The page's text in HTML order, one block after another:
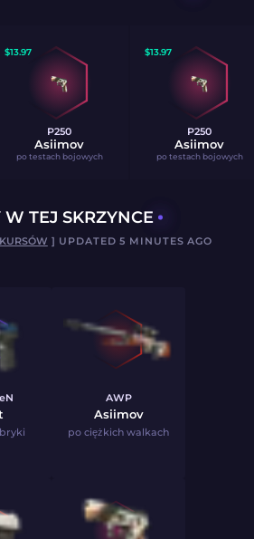
$13.97
P250
Asiimov
po testach bojowych
$13.97
P250
Asiimov
po testach bojowych
W TEJ SKRZYNCE
] UPDATED 5 MINUTES AGO
AWP
Asiimov
po ciężkich walkach